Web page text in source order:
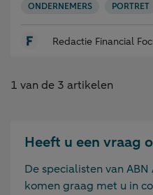
ONDERNEMERS PORTRET
Redactie Financial
1 van de 3 artikelen
Heeft u een vraag
De specialisten van ABN
komen graag met u in